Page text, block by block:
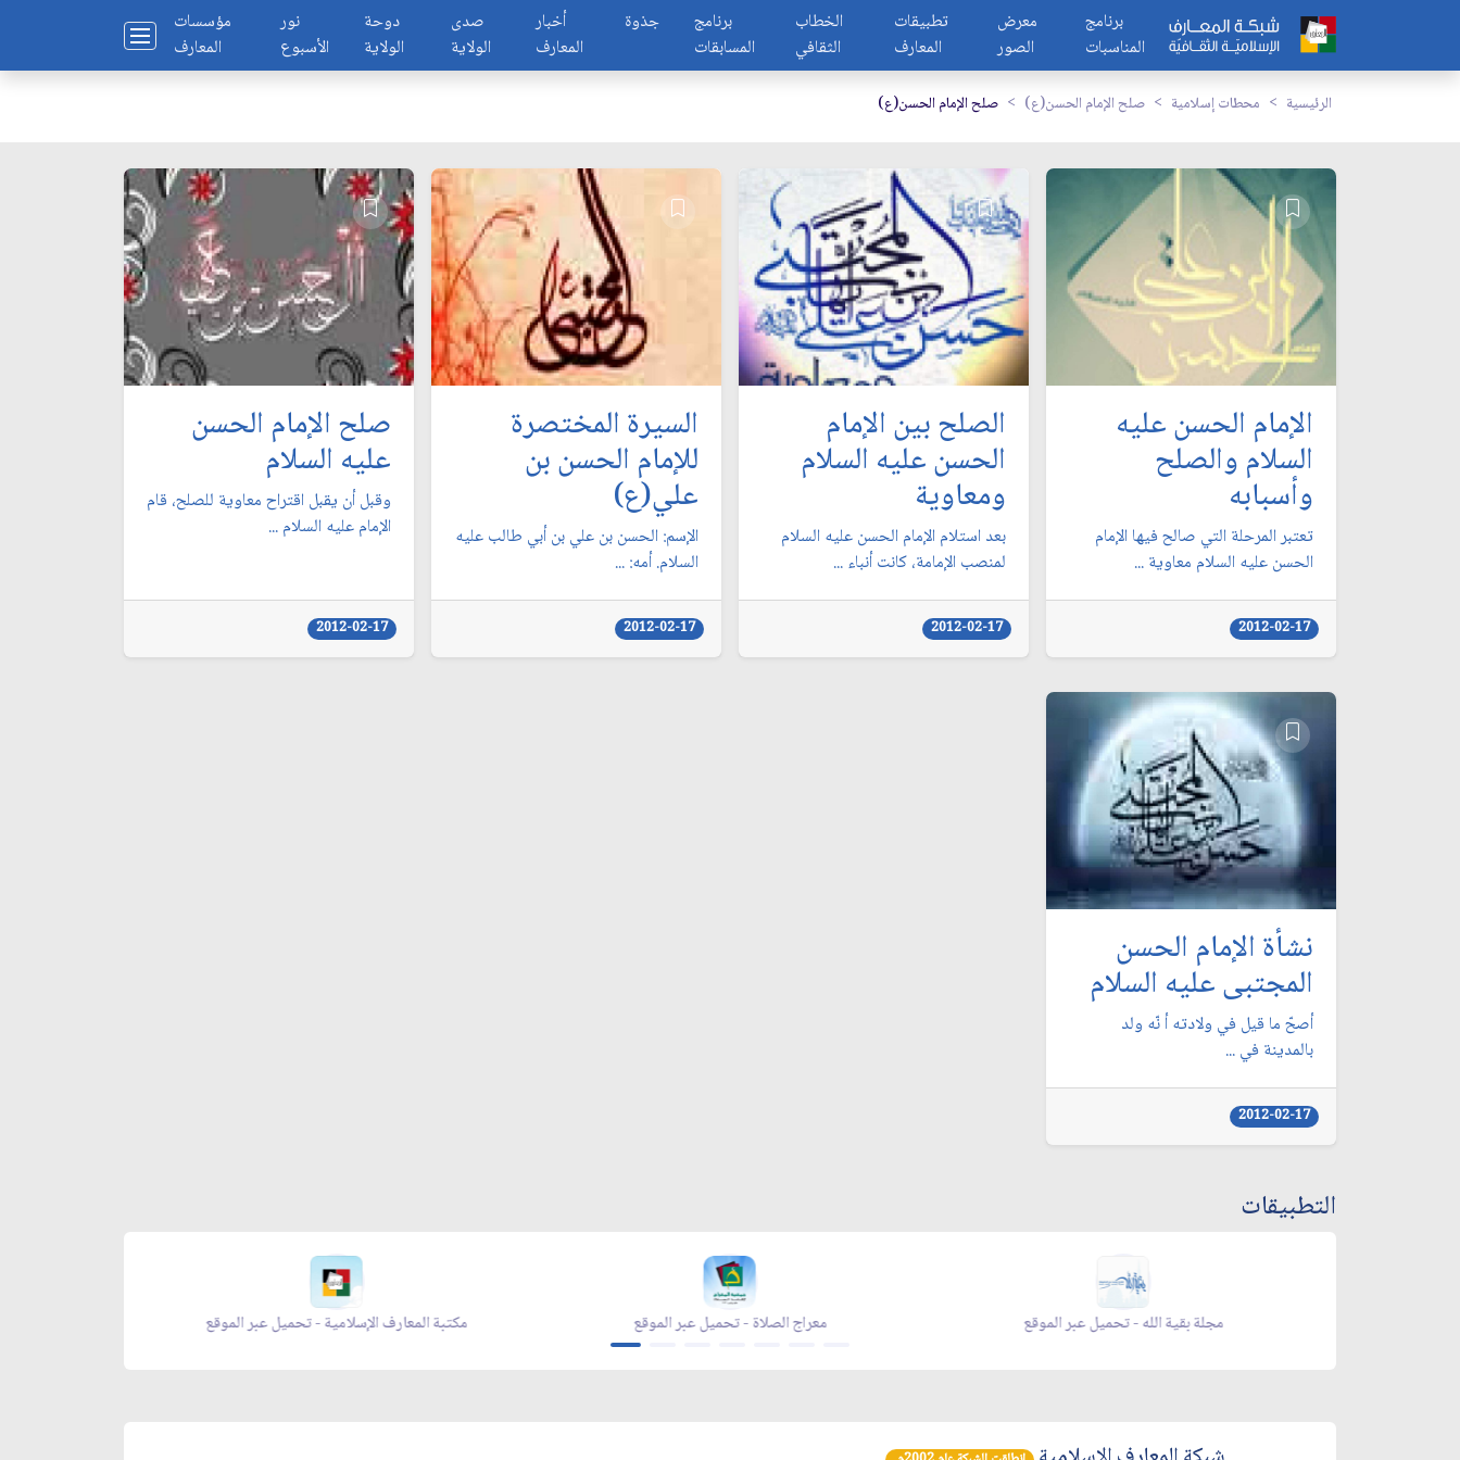
مؤسسات
المعارف
نور
الأسبوع
دوحة
الولاية
صدى
الولاية
أخبار
المعارف
جذوة
برنامج
المسابقات
الخطاب
الثقافي
تطبيقات
المعارف
معرض
الصور
برنامج
المناسبات
الرئيسية محطات إسلامية صلح الإمام الحسن(ع) صلح الإمام الحسن(ع)
الإمام الحسن عليه
السلام والصلح
وأسبابه
تعتبر المرحلة التي صالح فيها الإمام
الحسن عليه السلام معاوية ...
2012-02-17
الصلح بين الإمام
الحسن عليه السلام
ومعاوية
بعد استلام الإمام الحسن عليه السلام
لمنصب الإمامة، كانت أنباء ...
2012-02-17
السيرة المختصرة
للإمام الحسن بن
علي(ع)
الإسم: الحسن بن علي بن أبي طالب عليه
السلام. أمه: ...
2012-02-17
صلح الإمام الحسن
عليه السلام
وقبل أن يقبل اقتراح معاوية للصلح، قام
الإمام عليه السلام ...
2012-02-17
نشأة الإمام الحسن
المجتبى عليه السلام
أصحّ ما قيل في ولادته أ نّه ولد
بالمدينة في ...
2012-02-17
التطبيقات
مكتبة المعارف الإسلامية - تحميل عبر الموقع معراج الصلاة - تحميل عبر الموقع مجلة بقية الله - تحميل عبر الموقع